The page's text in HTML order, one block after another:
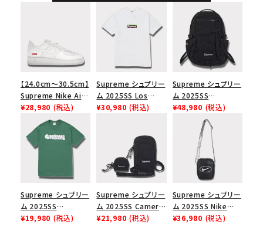
【24.0cm～30.5cm】
Supreme Nike Air
Force 1 Low シュプ
リーム ナイキエアフォ
ース１スニーカー シ
ューズ ホワイト
¥28,980 (税込)
Supreme シュプリー
ム 2025SS Los
Angeles Fire Relief
スロゴTシャツ ホワ
¥30,980 (税込)
Supreme シュプリー
ム 2025SS
Backpack バックパッ
ク ブラック 黒
¥48,980 (税込)
Supreme シュプリー
ム 2025SS
Homerun Tee ホー
¥19,980 (税込)
Supreme シュプリー
ム 2025SS Camera
Bag + Mini Pouch
¥21,980 (税込)
Supreme シュプリー
ム 2025SS Nike
Leather Shoulder
¥36,980 (税込)